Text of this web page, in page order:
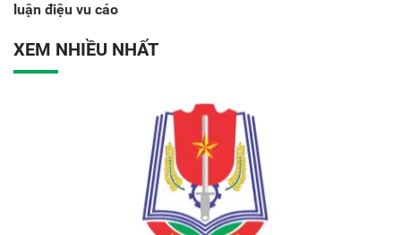
luận điệu vu cáo
XEM NHIỀU NHẤT